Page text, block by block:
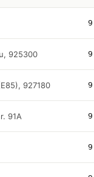
925300
927180
91A